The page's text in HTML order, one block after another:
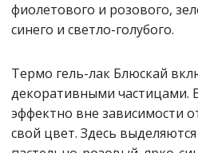
фиолетового и розового,
синего и светло-голубого.
Термо гель-лак Блюскай
декоративными частицами.
эффектно вне зависимости
свой цвет. Здесь